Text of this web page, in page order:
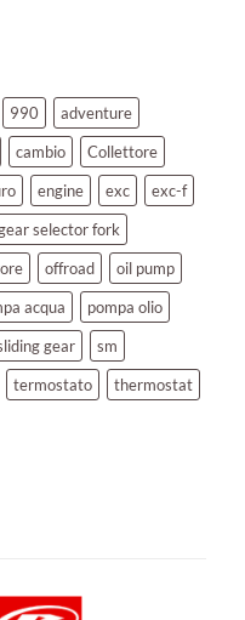
990
adventure
cambio
Collettore
engine exc
exc-f
selector fork
offroad
oil pump
acqua
pompa olio
gear
sm
termostato
thermostat